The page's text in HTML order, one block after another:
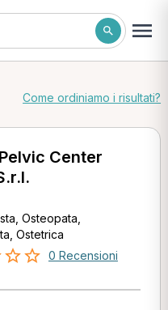
Come ordiniamo i risultati?
Center
Osteopata,
Ostetrica
0 Recensioni